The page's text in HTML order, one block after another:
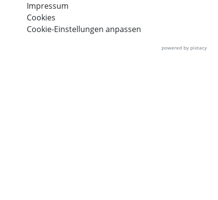
Impressum
Cookies
Cookie-Einstellungen anpassen
powered by pixtacy